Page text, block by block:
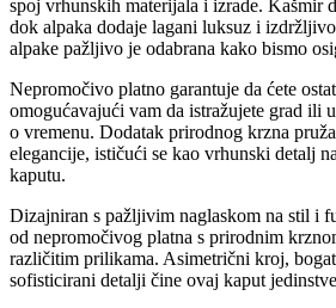
spoj vrhunskih materijala i izrade. Kašmir
dok alpaka dodaje lagani luksuz i
alpake pažljivo je odabrana kako bismo
Nepromočivo platno garantuje da ćete
omogućavajući vam da istražujete grad ili
o vremenu. Dodatak prirodnog krzna
elegancije, ističući se kao vrhunski detalj
kaputu.
Dizajniran s pažljivim naglaskom na stil i
od nepromočivog platna s prirodnim
različitim prilikama. Asimetrični kroj,
sofisticirani detalji čine ovaj kaput